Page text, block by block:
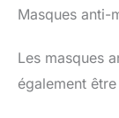
Masques anti-
Les masques
également